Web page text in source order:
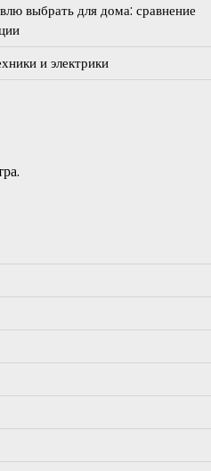
выбрать для дома: сравнение
и электрики